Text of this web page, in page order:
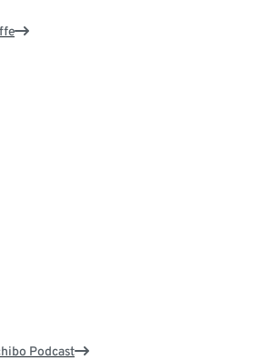
Podcast